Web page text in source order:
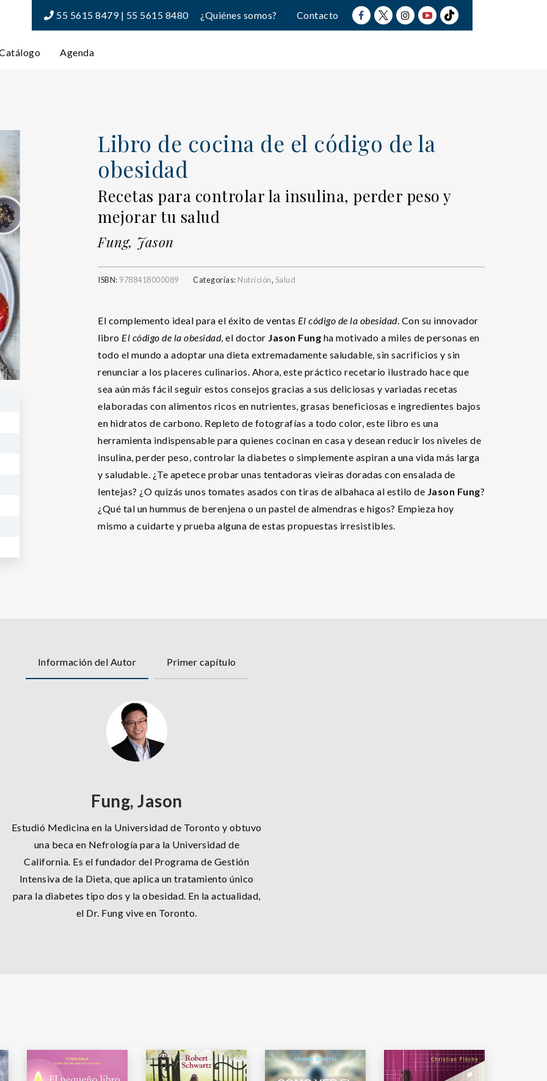
55 5615 8479 | 55 5615 8480 ¿Quiénes somos? Contacto
Agenda
Libro de cocina de el código de la
obesidad
Recetas para controlar la insulina, perder peso y
mejorar tu salud
Fung, Jason
ISBN: 9788418000089 Categorías: Nutrición, Salud
El complemento ideal para el éxito de ventas El código de la obesidad. Con su innovador
libro El código de la obesidad, el doctor Jason Fung ha motivado a miles de personas en
todo el mundo a adoptar una dieta extremadamente saludable, sin sacrificios y sin
renunciar a los placeres culinarios. Ahora, este práctico recetario ilustrado hace que
sea aún más fácil seguir estos consejos gracias a sus deliciosas y variadas recetas
elaboradas con alimentos ricos en nutrientes, grasas beneficiosas e ingredientes bajos
en hidratos de carbono. Repleto de fotografías a todo color, este libro es una
herramienta indispensable para quienes cocinan en casa y desean reducir los niveles de
insulina, perder peso, controlar la diabetes o simplemente aspiran a una vida más larga
y saludable. ¿Te apetece probar unas tentadoras vieiras doradas con ensalada de
lentejas? ¿O quizás unos tomates asados con tiras de albahaca al estilo de Jason Fung?
¿Qué tal un hummus de berenjena o un pastel de almendras e higos? Empieza hoy
mismo a cuidarte y prueba alguna de estas propuestas irresistibles.
Información del Autor Primer capítulo
Fung, Jason
Estudió Medicina en la Universidad de Toronto y obtuvo
una beca en Nefrología para la Universidad de
California. Es el fundador del Programa de Gestión
Intensiva de la Dieta, que aplica un tratamiento único
para la diabetes tipo dos y la obesidad. En la actualidad,
el Dr. Fung vive en Toronto.